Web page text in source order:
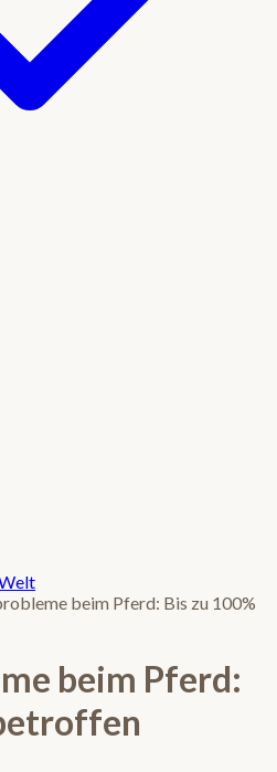
beim Pferd: Bis zu 100%
beim Pferd: